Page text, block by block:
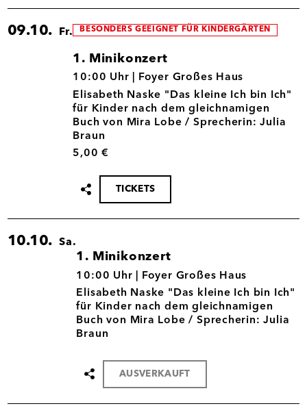
09.10. Fr. BESONDERS GEEIGNET FÜR KINDERGÄRTEN
1. Minikonzert
09.10.
10:00 Uhr |
Foyer Großes Haus
Elisabeth Naske "Das kleine Ich bin Ich"
für Kinder nach dem gleichnamigen
Buch von Mira Lobe / Sprecherin: Julia
Braun
5,00 €
Termin
teilen
TICKETS
10.10. Sa.
1. Minikonzert
10.10.
10:00 Uhr |
Foyer Großes Haus
Elisabeth Naske "Das kleine Ich bin Ich"
für Kinder nach dem gleichnamigen
Buch von Mira Lobe / Sprecherin: Julia
Braun
Termin
teilen
AUSVERKAUFT